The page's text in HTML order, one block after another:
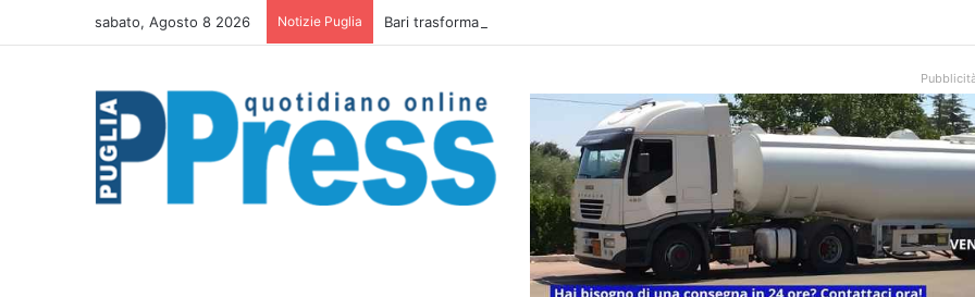
sabato, Agosto 8 2026 Notizie Puglia Bari trasforma una villa confiscata alla mafia in un micro nido: nasce anche il cimitero